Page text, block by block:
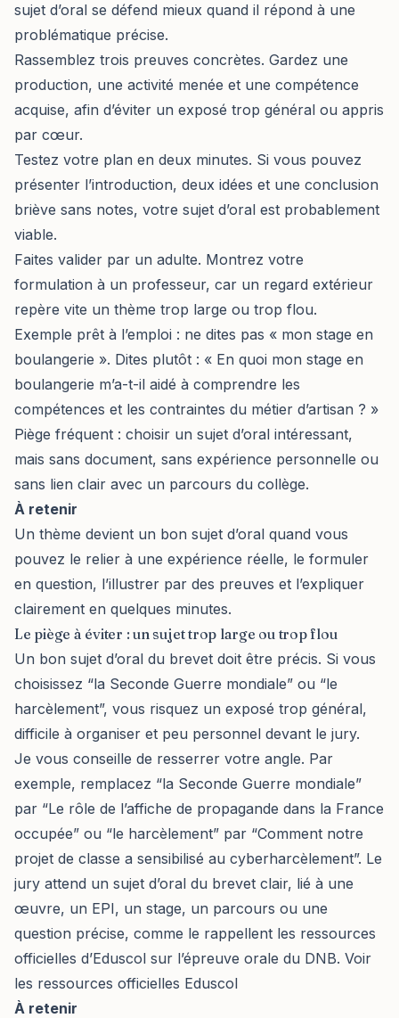
sujet d’oral se défend mieux quand il répond à une
problématique précise.
Rassemblez trois preuves concrètes. Gardez une
production, une activité menée et une compétence
acquise, afin d’éviter un exposé trop général ou appris
par cœur.
Testez votre plan en deux minutes. Si vous pouvez
présenter l’introduction, deux idées et une conclusion
briève sans notes, votre sujet d’oral est probablement
viable.
Faites valider par un adulte. Montrez votre
formulation à un professeur, car un regard extérieur
repère vite un thème trop large ou trop flou.
Exemple prêt à l’emploi : ne dites pas « mon stage en
boulangerie ». Dites plutôt : « En quoi mon stage en
boulangerie m’a-t-il aidé à comprendre les
compétences et les contraintes du métier d’artisan ? »
Piège fréquent : choisir un sujet d’oral intéressant,
mais sans document, sans expérience personnelle ou
sans lien clair avec un parcours du collège.
À retenir
Un thème devient un bon sujet d’oral quand vous
pouvez le relier à une expérience réelle, le formuler
en question, l’illustrer par des preuves et l’expliquer
clairement en quelques minutes.
Le piège à éviter : un sujet trop large ou trop flou
Un bon sujet d’oral du brevet doit être précis. Si vous
choisissez “la Seconde Guerre mondiale” ou “le
harcèlement”, vous risquez un exposé trop général,
difficile à organiser et peu personnel devant le jury.
Je vous conseille de resserrer votre angle. Par
exemple, remplacez “la Seconde Guerre mondiale”
par “Le rôle de l’affiche de propagande dans la France
occupée” ou “le harcèlement” par “Comment notre
projet de classe a sensibilisé au cyberharcèlement”. Le
jury attend un sujet d’oral du brevet clair, lié à une
œuvre, un EPI, un stage, un parcours ou une
question précise, comme le rappellent les ressources
officielles d’Eduscol sur l’épreuve orale du DNB. Voir
les ressources officielles Eduscol
À retenir